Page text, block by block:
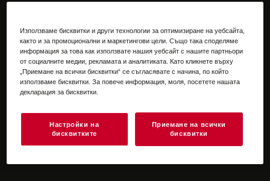
data, please review ourdata protection statement
Използваме бисквитки и други технологии за оптимизиране на уебсайта,
както и за промоционални и маркетингови цели. Също така споделяме
информация за това как използвате нашия уебсайт с нашите партньори
от социалните медии, рекламата и аналитиката. Като кликнете върху
„Приемане на всички бисквитки“ се съгласявате с начина, по който
използваме бисквитки. За повече информация, моля, посетете нашата
декларация за бисквитки.
Настройки на
бисквитките
Приемане на всички
бисквитки